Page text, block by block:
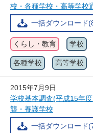
校・各種学校・高等学校
一括ダウンロード
くらし・教育 学校
各種学校 高等学校
2015年7月9日
学校基本調査(平成15年
聾・養護学校
一括ダウンロード